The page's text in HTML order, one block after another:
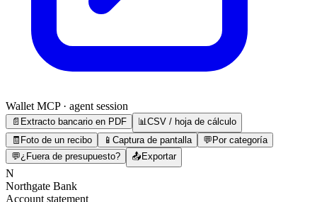
Wallet MCP · agent session
📄 Extracto bancario en PDF 📊CSV / hoja de cálculo
🧾 Foto de un recibo 📱 Captura de pantalla 💬Por categoría
💬¿Fuera de presupuesto? 📤Exportar
N
Northgate Bank
Account statement